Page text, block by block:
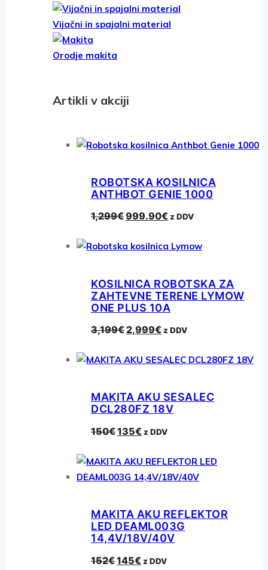
Vijačni in spajalni material
Orodje makita
Artikli v akciji
ROBOTSKA KOSILNICA
ANTHBOT GENIE 1000
1,299€Izvirna
je
999.90€ Trenutna
je:
z DDV
KOSILNICA ROBOTSKA ZA
ZAHTEVNE TERENE LYMOW
ONE PLUS 10A
3,199€Izvirna
je
2,999€ Trenutna
je:
z DDV
MAKITA AKU SESALEC
DCL280FZ 18V
150€Izvirna
je
bila:
135€ Trenutna
je:
135€.
z DDV
MAKITA AKU REFLEKTOR
LED DEAML003G
14,4V/18V/40V
152€Izvirna
145€ Trenutna
z DDV